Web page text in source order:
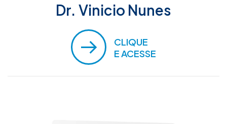
Dr. Vinicio Nunes
CLIQUE
E ACESSE